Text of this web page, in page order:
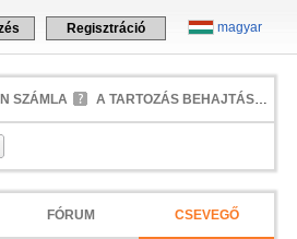
magyar
Regisztráció
SZÁMLA A TARTOZÁS BEHAJTÁSA
FÓRUM CSEVEGŐ